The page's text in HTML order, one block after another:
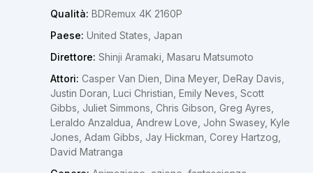
Qualità: BDRemux 4K 2160P
Paese: United States, Japan
Direttore: Shinji Aramaki, Masaru Matsumoto
Attori: Casper Van Dien, Dina Meyer, DeRay Davis,
Justin Doran, Luci Christian, Emily Neves, Scott
Gibbs, Juliet Simmons, Chris Gibson, Greg Ayres,
Leraldo Anzaldua, Andrew Love, John Swasey, Kyle
Jones, Adam Gibbs, Jay Hickman, Corey Hartzog,
David Matranga